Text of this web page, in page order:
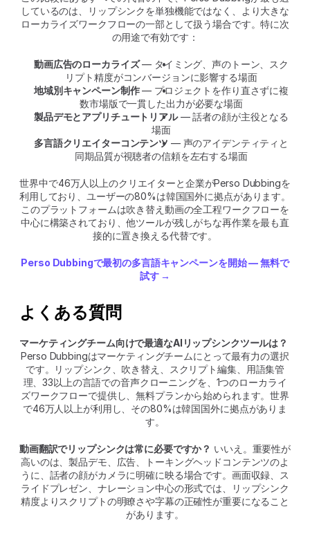
しているのは、リップシンクを単独機能ではなく、より大きな
ローカライズワークフローの一部として扱う場合です。特に次
の用途で有効です：
動画広告のローカライズ ― タイミング、声のトーン、スク
リプト精度がコンバージョンに影響する場面
地域別キャンペーン制作 ― プロジェクトを作り直さずに複
数市場版で一貫した出力が必要な場面
製品デモとアプリチュートリアル ― 話者の顔が主役となる
場面
多言語クリエイターコンテンツ ― 声のアイデンティティと
同期品質が視聴者の信頼を左右する場面
世界中で46万人以上のクリエイターと企業がPerso Dubbingを
利用しており、ユーザーの80%は韓国国外に拠点があります。
このプラットフォームは吹き替え動画の全工程ワークフローを
中心に構築されており、他ツールが残しがちな再作業を最も直
接的に置き換える代替です。
Perso Dubbingで最初の多言語キャンペーンを開始 — 無料で
試す →
よくある質問
マーケティングチーム向けで最適なAIリップシンクツールは？
Perso Dubbingはマーケティングチームにとって最有力の選択
です。リップシンク、吹き替え、スクリプト編集、用語集管
理、33以上の言語での音声クローニングを、1つのローカライ
ズワークフローで提供し、無料プランから始められます。世界
で46万人以上が利用し、その80%は韓国国外に拠点がありま
す。
動画翻訳でリップシンクは常に必要ですか？ いいえ。重要性が
高いのは、製品デモ、広告、トーキングヘッドコンテンツのよ
うに、話者の顔がカメラに明確に映る場合です。画面収録、ス
ライドプレゼン、ナレーション中心の形式では、リップシンク
精度よりスクリプトの明瞭さや字幕の正確性が重要になること
があります。